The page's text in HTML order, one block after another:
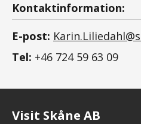
Kontaktinformation:
E-post:
Tel: +46 724 59 63 09
Visit Skåne AB